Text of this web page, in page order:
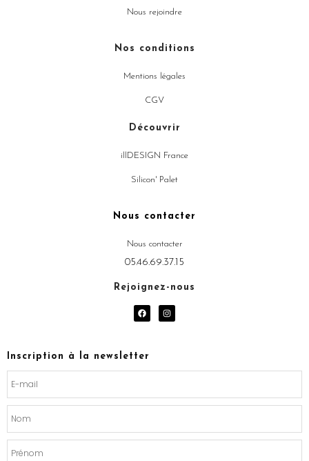
Nous rejoindre
Nos conditions
Mentions légales
CGV
Découvrir
illDESIGN France
Silicon' Palet
Nous contacter
Nous contacter
05.46.69.37.15
Rejoignez-nous
F
a
o
I
n
Inscription à la newsletter